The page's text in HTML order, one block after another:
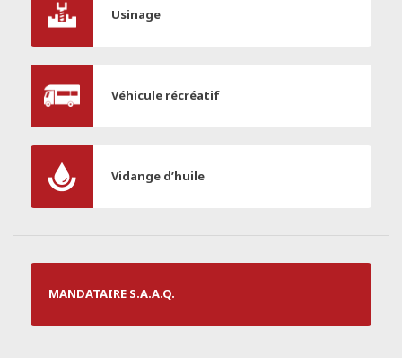
Usinage
Véhicule récréatif
Vidange d’huile
MANDATAIRE S.A.A.Q.